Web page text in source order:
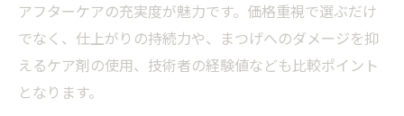
堺市で話題のまつげパーマデザインを徹底
比較
韓国風束感まつげパーマを堺市で楽しむコ
アフターケアの充実度が魅力です。価格重視で選ぶだけ
でなく、仕上がりの持続力や、まつげへのダメージを抑
えるケア剤の使用、技術者の経験値なども比較ポイント
となります。